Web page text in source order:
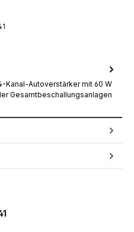
Kanal-Autoverstärker mit 60 W
Gesamtbeschallungsanlagen